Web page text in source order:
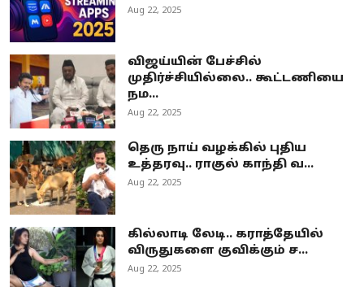
Aug 22, 2025
விஜய்யின் பேச்சில்
முதிர்ச்சியில்லை.. கூட்டணியை
நம...
Aug 22, 2025
தெரு நாய் வழக்கில் புதிய
உத்தரவு.. ராகுல் காந்தி வ...
Aug 22, 2025
கில்லாடி லேடி.. கராத்தேயில்
விருதுகளை குவிக்கும் ச...
Aug 22, 2025